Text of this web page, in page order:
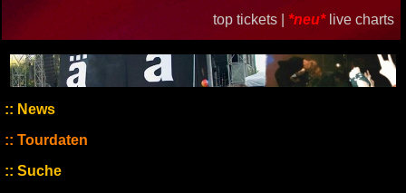
top tickets | *neu* live charts
News
Tourdaten
Suche